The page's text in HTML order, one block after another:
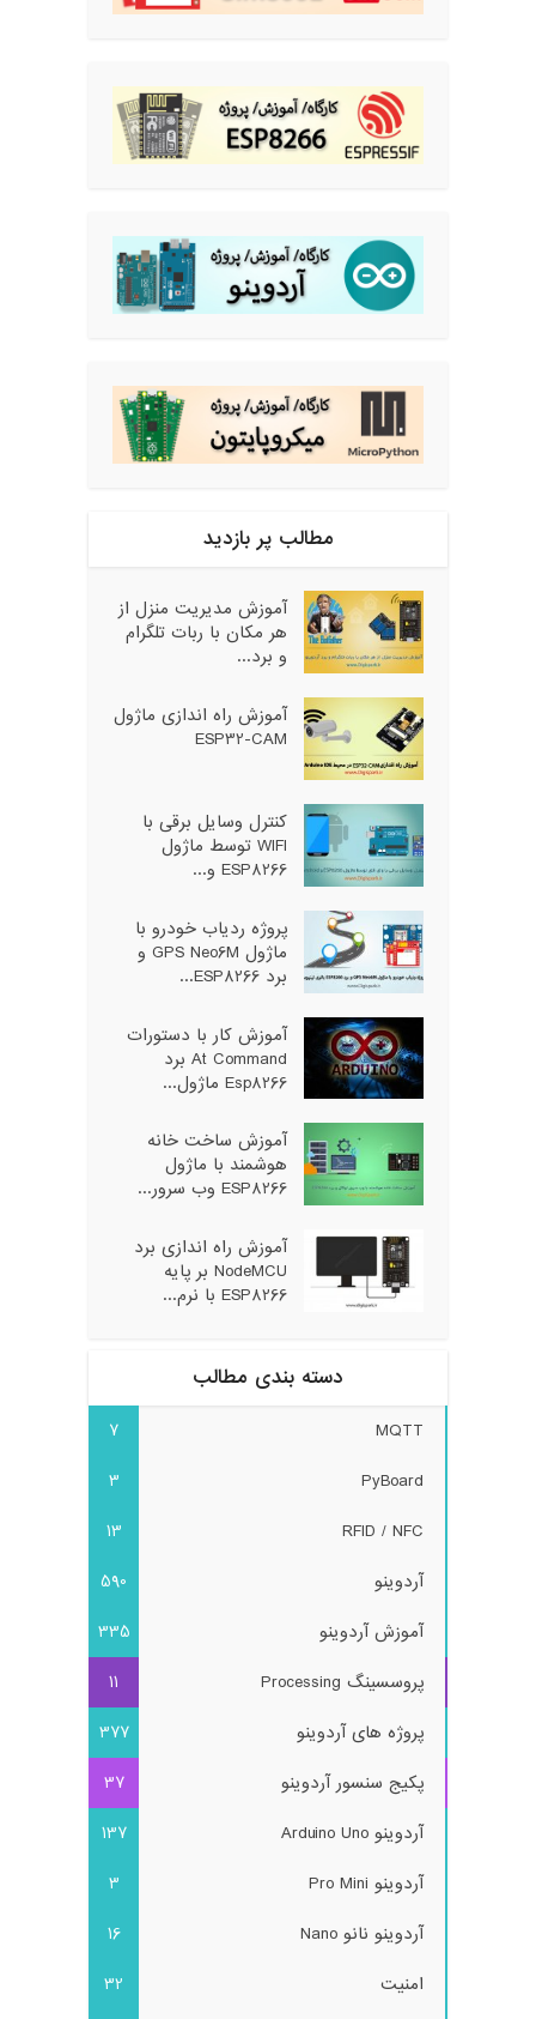
مطالب پر بازدید
آموزش مدیریت منزل از
هر مکان با ربات تلگرام
و برد...
آموزش راه اندازی ماژول
ESP32-CAM
کنترل وسایل برقی با
WIFI توسط ماژول
ESP8266 و...
پروژه ردیاب خودرو با
ماژول GPS Neo6M و
برد ESP8266...
آموزش کار با دستورات
At Command برد
Esp8266 ماژول...
آموزش ساخت خانه
هوشمند با ماژول
ESP8266 وب سرور...
آموزش راه اندازی برد
NodeMCU بر پایه
ESP8266 با نرم...
دسته بندی مطالب
MQTT
7
PyBoard
3
RFID / NFC
13
آردوینو
590
آموزش آردوینو
335
پروسسینگ Processing
11
پروژه های آردوینو
377
پکیج سنسور آردوینو
37
آردوینو Arduino Uno
137
آردوینو Pro Mini
3
آردوینو نانو Nano
16
امنیت
32